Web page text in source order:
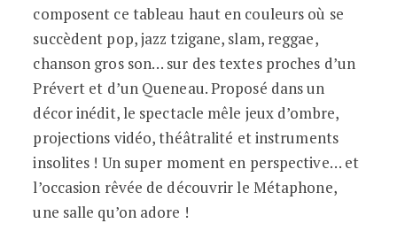
composent ce tableau haut en couleurs où se
succèdent pop, jazz tzigane, slam, reggae,
chanson gros son… sur des textes proches d’un
Prévert et d’un Queneau. Proposé dans un
décor inédit, le spectacle mêle jeux d’ombre,
projections vidéo, théâtralité et instruments
insolites ! Un super moment en perspective… et
l’occasion rêvée de découvrir le Métaphone,
une salle qu’on adore !